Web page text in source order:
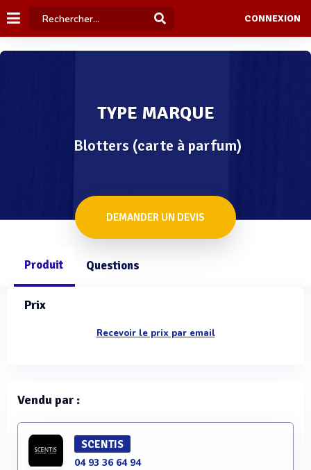
CONNEXION
TYPE MARQUE
Blotters (carte à parfum)
DEMANDER UN DEVIS
Produit Questions
Prix
Recevoir le prix par email
Vendu par :
SCENTIS
04 93 36 64 94